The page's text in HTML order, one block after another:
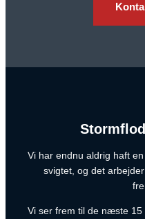
Vi har endnu aldrig haft
svigtet, og det
Vi ser frem til de næste